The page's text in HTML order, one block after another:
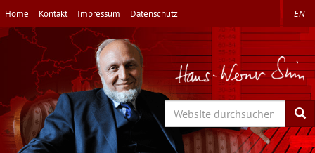
Direkt
zum
Inhalt
Home Kontakt Impressum Datenschutz EN
Search